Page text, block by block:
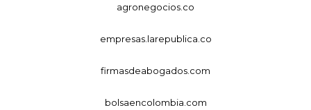
agronegocios.co
empresas.larepublica.co
firmasdeabogados.com
bolsaencolombia.com